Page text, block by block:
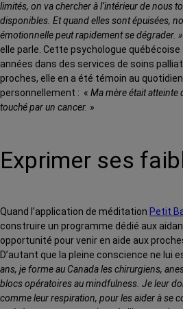
limités, on va chercher à l’intérieur de nous
disponibles. Et quand elles sont épuisées,
émotionnelle peut rapidement se dégrader. »
elle parle. Cette psychologue
années dans des services de soins
proches, elle en a été témoin au
personnellement : « Ma mère était atteinte
touché par un cancer. »
Exprimer ses
Quand l’application de méditation Petit
construire un programme dédié aux
opportunité pour venir en aide aux
D’autant que la pleine conscience ne lui
ans, je forme au Canada les chirurgiens,
blocs opératoires au mindfulness. Je leur
comme leur respiration, pour les aider à se